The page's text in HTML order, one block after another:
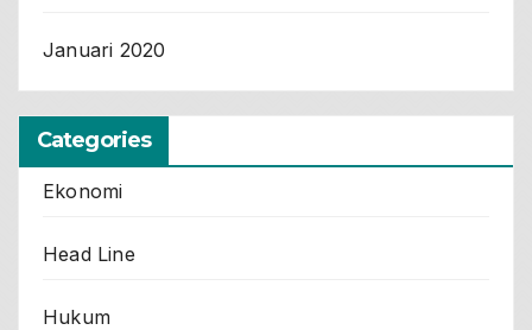
Januari 2020
Categories
Ekonomi
Head Line
Hukum